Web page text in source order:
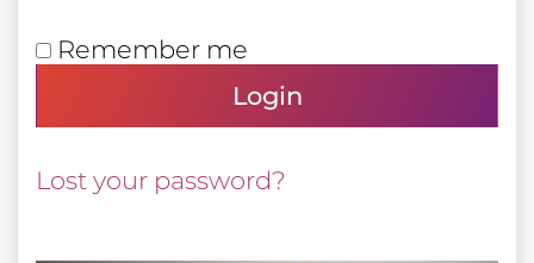
Remember me
Login
Lost your password?